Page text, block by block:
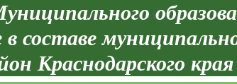
составе
Краснодарского края